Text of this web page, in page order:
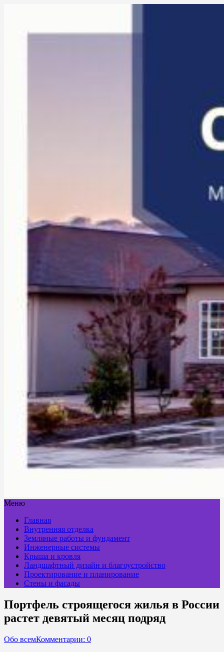
Меню
Главная
Внутренняя отделка
Земляные работы и фундамент
Инженерные системы
Крыша и кровля
Ландшафтный дизайн и благоустройство
Проектирование и планирование
Стены и фасады
Портфель строящегося жилья в России
растет девятый месяц подряд
Обо всемКомментарии: 0